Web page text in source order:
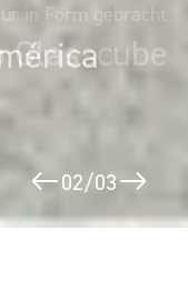
in Form gebracht
Glasscube
02/03